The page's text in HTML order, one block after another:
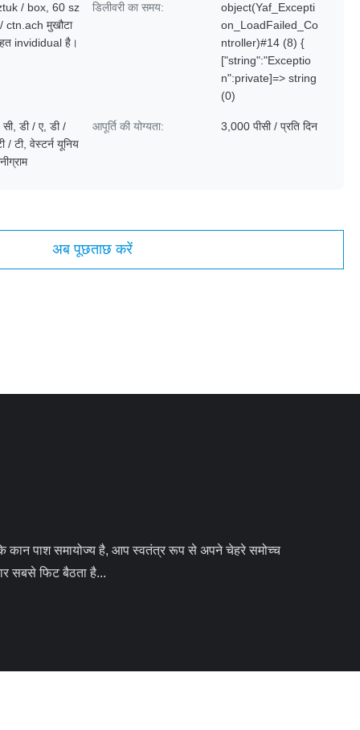
/ box, 60 sz
ctn.ach मुखौटा
invididual है।
डिलीवरी का समय:
object(Yaf_Excepti
on_LoadFailed_Co
ntroller)#14 (8) {
["string":"Exceptio
n":private]=> string
(0)
डी / ए, डी /
/ टी, वेस्टर्न यूनिय
आपूर्ति की योग्यता: 3,000 पीसी / प्रति दिन
अब पूछताछ करें
सबसे फिट बैठता है...